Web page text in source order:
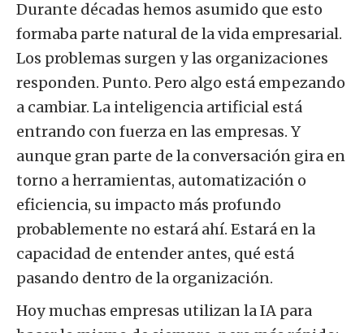
Durante décadas hemos asumido que esto
formaba parte natural de la vida empresarial.
Los problemas surgen y las organizaciones
responden. Punto. Pero algo está empezando
a cambiar. La inteligencia artificial está
entrando con fuerza en las empresas. Y
aunque gran parte de la conversación gira en
torno a herramientas, automatización o
eficiencia, su impacto más profundo
probablemente no estará ahí. Estará en la
capacidad de entender antes, qué está
pasando dentro de la organización.
Hoy muchas empresas utilizan la IA para